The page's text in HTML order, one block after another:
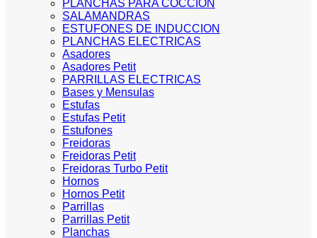
PLANCHAS PARA COCCION
SALAMANDRAS
ESTUFONES DE INDUCCION
PLANCHAS ELECTRICAS
Asadores
Asadores Petit
PARRILLAS ELECTRICAS
Bases y Mensulas
Estufas
Estufas Petit
Estufones
Freidoras
Freidoras Petit
Freidoras Turbo Petit
Hornos
Hornos Petit
Parrillas
Parrillas Petit
Planchas